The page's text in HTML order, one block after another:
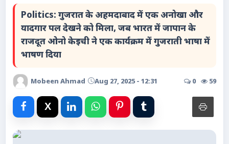
विशेष लेख
धर्म और अध्यात्म
Advertise with Us
Events
Gallery
Politics: गुजरात के अहमदाबाद में एक अनोखा और
यादगार पल देखने को मिला, जब भारत में जापान के
राजदूत ओनो केइची ने एक कार्यक्रम में गुजराती भाषा में
भाषण दिया
Mobeen Ahmad Aug 27, 2025 - 12:31 0 59